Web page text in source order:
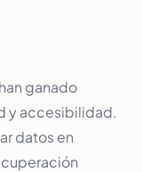
ganado
y accesibilidad.
datos en